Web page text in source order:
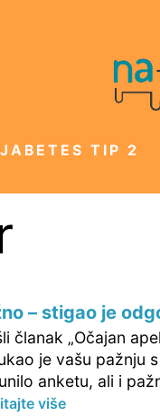
TIP 2
– stigao je
članak „Očajan
je vašu pažnju
anketu, ali i
više